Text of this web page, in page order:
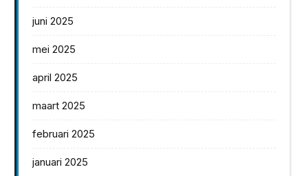
juni 2025
mei 2025
april 2025
maart 2025
februari 2025
januari 2025